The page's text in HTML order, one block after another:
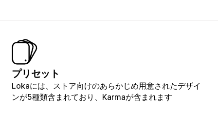
プリセット
Lokaには、ストア向けのあらかじめ用意されたデザイ
ンが5種類含まれており、Karmaが含まれます